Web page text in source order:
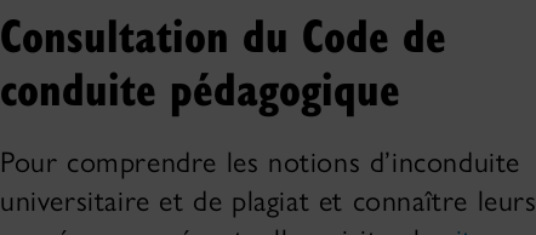
Consultation du Code de
conduite pédagogique
Pour comprendre les notions d’inconduite
universitaire et de plagiat et connaître leurs